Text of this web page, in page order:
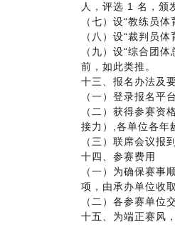
人，评选 1 名，颁
（七）设“教练员
（八）设“裁判员
（九）设“综合团
前，如此类推。
十三、报名办法及
（一）登录报名
（二）获得参赛资
接力）,各单位各年
（三）联席会议报
十四、参赛费用
（一）为确保赛
项，由承办单位收
（二）各参赛单位
十五、为端正赛风